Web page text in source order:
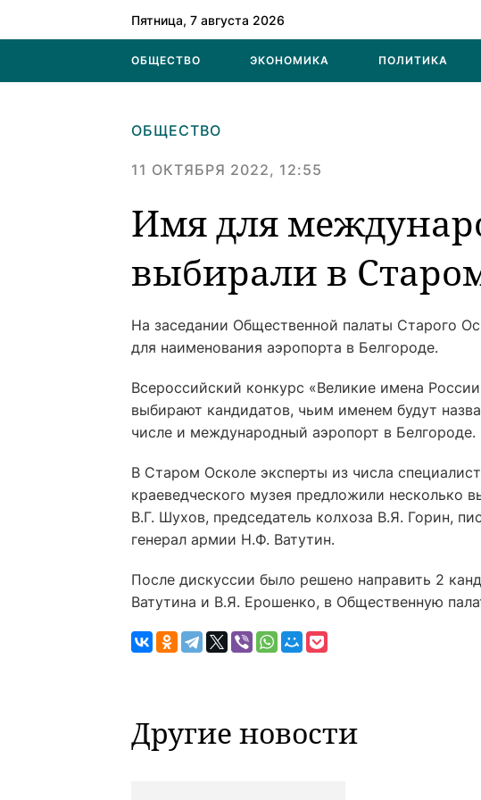
Пятница, 7 августа 2026
ОБЩЕСТВО ЭКОНОМИКА ПОЛИТИКА
ОБЩЕСТВО
11 ОКТЯБРЯ 2022, 12:55
Имя для
выбирали в
На заседании Общественной палаты Старого
для наименования аэропорта в Белгороде.
Всероссийский конкурс «Великие имена
выбирают кандидатов, чьим именем будут
числе и международный аэропорт в Белгороде.
В Старом Осколе эксперты из числа
краеведческого музея предложили несколько
В.Г. Шухов, председатель колхоза В.Я. Горин,
генерал армии Н.Ф. Ватутин.
После дискуссии было решено направить 2
Ватутина и В.Я. Ерошенко, в Общественную
Другие новости